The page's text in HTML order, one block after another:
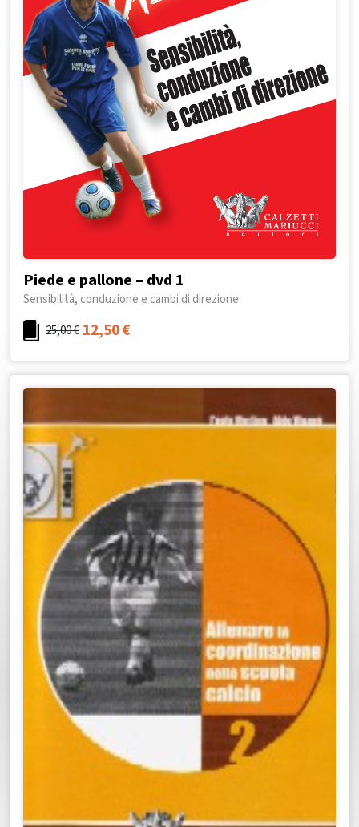
Piede e pallone – dvd 1
Sensibilità, conduzione e cambi di direzione
25,00€ 12,50€